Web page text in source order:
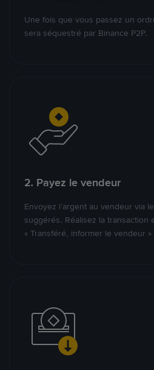
Une fois que vous passez un
sera séquestré par Binance P2P.
2. Payez le vendeur
Envoyez l’argent au vendeur via
suggérés. Réalisez la transaction
« Transféré, informer le vendeur »